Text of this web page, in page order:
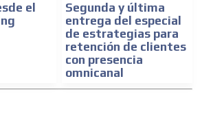
el
Segunda y última
entrega del especial
de estrategias para
retención de clientes
con presencia
omnicanal